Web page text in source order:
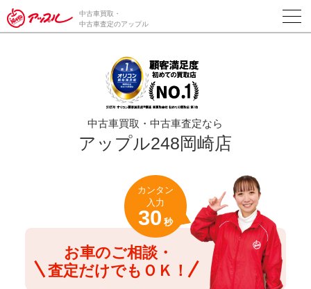
/*ABテスト_新規査定フォームの為のCVボタン*/
中古車買取・
中古車査定のアップル
中古車買取・中古車査定なら
アップル248岡崎店
お車のご相談・
査定だけでもＯＫ！
カンタン
入力
30 秒